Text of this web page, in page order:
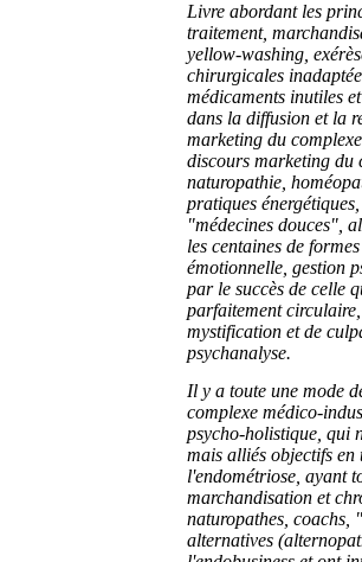
Livre abordant les
traitement,
yellow-washing,
chirurgicales
médicaments inutiles
dans la diffusion et la
marketing du
discours marketing du
naturopathie,
pratiques
"médecines douces",
les centaines de
émotionnelle, gestion
par le succès de celle
parfaitement
mystification et de
psychanalyse.
Il y a toute une mode
complexe médico-
psycho-holistique, qui
mais alliés objectifs en
l'endométriose, ayant
marchandisation et
naturopathes, coachs,
alternatives